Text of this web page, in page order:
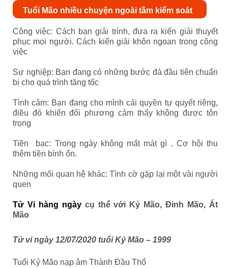
Tuổi Mão nhiều chuyện ngoài tầm kiểm soát
Công việc: Cách bạn giải trình, đưa ra kiến giải thuyết
phục mọi người. Cách kiến giải khôn ngoan trong công
việc
Sự nghiệp: Bạn đang có những bước đà đầu tiên chuẩn
bị cho quá trình tăng tốc
Tình cảm: Bạn đang cho mình cái quyền tự quyết riêng,
điều đó khiến đối phương cảm thấy không được tôn
trọng
Tiền bạc: Trong ngày không mất mát gì . Cơ hội thu
thêm tiền bình ổn.
Những mối quan hệ khác: Tình cờ gặp lại một vài người
quen
Tử Vi hàng ngàycụ thể với Kỷ Mão, Đinh Mão, Ất
Mão
Tử vi ngày 12/07/2020 tuổi Kỷ Mão – 1999
Tuổi Kỷ Mão nạp âm Thành Đầu Thổ